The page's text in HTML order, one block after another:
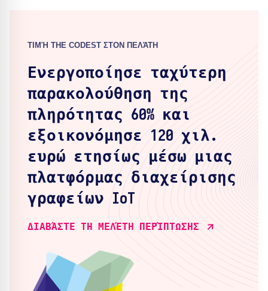
ΤΙΜΉ THE CODEST ΣΤΟΝ ΠΕΛΆΤΗ
Ενεργοποίησε ταχύτερη
παρακολούθηση της
πληρότητας 60% και
εξοικονόμησε 120 χιλ.
ευρώ ετησίως μέσω μιας
πλατφόρμας διαχείρισης
γραφείων IoT
ΔΙΑΒΆΣΤΕ ΤΗ ΜΕΛΈΤΗ ΠΕΡΊΠΤΩΣΗΣ